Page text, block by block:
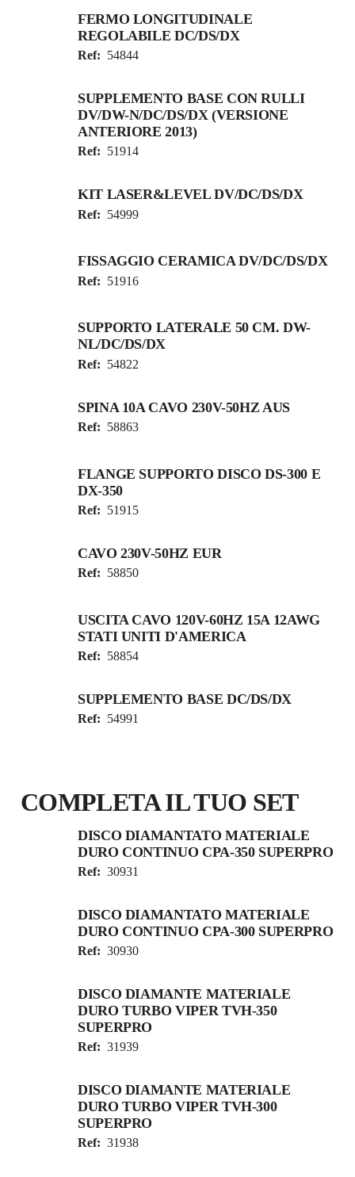
FERMO LONGITUDINALE
REGOLABILE DC/DS/DX
Ref: 54844
SUPPLEMENTO BASE CON RULLI
DV/DW-N/DC/DS/DX (VERSIONE
ANTERIORE 2013)
Ref: 51914
KIT LASER&LEVEL DV/DC/DS/DX
Ref: 54999
FISSAGGIO CERAMICA DV/DC/DS/DX
Ref: 51916
SUPPORTO LATERALE 50 CM. DW-
NL/DC/DS/DX
Ref: 54822
SPINA 10A CAVO 230V-50HZ AUS
Ref: 58863
FLANGE SUPPORTO DISCO DS-300 E
DX-350
Ref: 51915
CAVO 230V-50HZ EUR
Ref: 58850
USCITA CAVO 120V-60HZ 15A 12AWG
STATI UNITI D'AMERICA
Ref: 58854
SUPPLEMENTO BASE DC/DS/DX
Ref: 54991
COMPLETA IL TUO SET
DISCO DIAMANTATO MATERIALE
DURO CONTINUO CPA-350 SUPERPRO
Ref: 30931
DISCO DIAMANTATO MATERIALE
DURO CONTINUO CPA-300 SUPERPRO
Ref: 30930
DISCO DIAMANTE MATERIALE
DURO TURBO VIPER TVH-350
SUPERPRO
Ref: 31939
DISCO DIAMANTE MATERIALE
DURO TURBO VIPER TVH-300
SUPERPRO
Ref: 31938